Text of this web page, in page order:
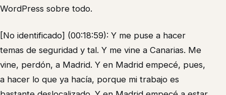
WordPress sobre todo.
[No identificado] (00:18:59): Y me puse a hacer
temas de seguridad y tal. Y me vine a Canarias. Me
vine, perdón, a Madrid. Y en Madrid empecé, pues,
a hacer lo que ya hacía, porque mi trabajo es